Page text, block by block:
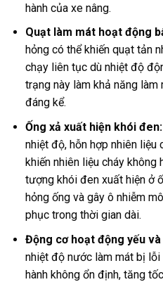
hành của xe nâng.
Quạt làm mát hoạt động
hỏng có thể khiến quạt tản
chạy liên tục dù nhiệt độ
trạng này làm khả năng
đáng kể.
Ống xả xuất hiện khói đen:
nhiệt độ, hỗn hợp nhiên liệu
khiến nhiên liệu cháy không
tượng khói đen xuất hiện ở
hỏng ống và gây ô nhiễm
phục trong thời gian dài.
Động cơ hoạt động yếu
nhiệt độ nước làm mát bị
hành không ổn định, tăng